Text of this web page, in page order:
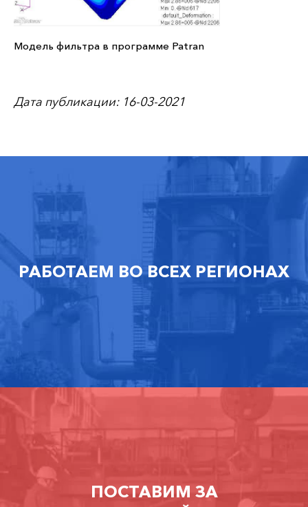
Модель фильтра в программе Patran
Дата публикации: 16-03-2021
РАБОТАЕМ ВО ВСЕХ РЕГИОНАХ
ПОСТАВИМ ЗА